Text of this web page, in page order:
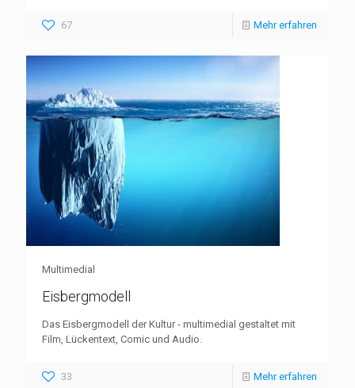
67 Mehr erfahren
Multimedial
Eisbergmodell
Das Eisbergmodell der Kultur - multimedial gestaltet mit
Film, Lückentext, Comic und Audio.
33 Mehr erfahren